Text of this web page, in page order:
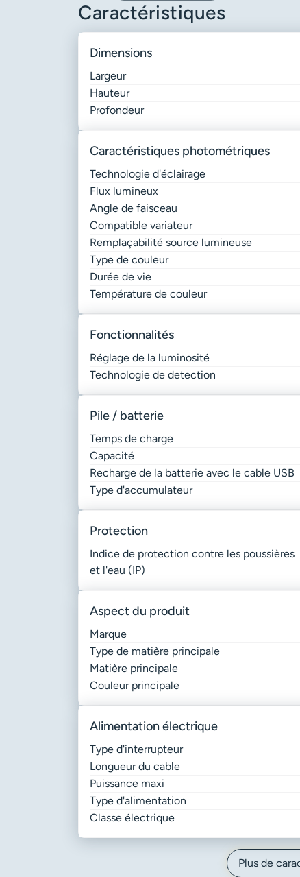
Caractéristiques
dimensions
Largeur
Hauteur
Profondeur
caractéristiques photométriques
Technologie d'éclairage
Flux lumineux
Angle de faisceau
Compatible variateur
Remplaçabilité source lumineuse
Type de couleur
Durée de vie
Température de couleur
fonctionnalités
Réglage de la luminosité
Technologie de detection
pile / batterie
Temps de charge
Capacité
Recharge de la batterie avec le cable USB
Type d'accumulateur
protection
Indice de protection contre les poussières
et l'eau (IP)
aspect du produit
Marque
Type de matière principale
Matière principale
Couleur principale
alimentation électrique
Type d'interrupteur
Longueur du cable
Puissance maxi
Type d'alimentation
Classe électrique
Plus de